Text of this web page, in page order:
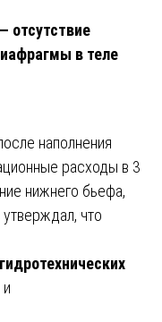
отсутствие
в теле
наполнения
расходы в 3
нижнего бьефа,
что